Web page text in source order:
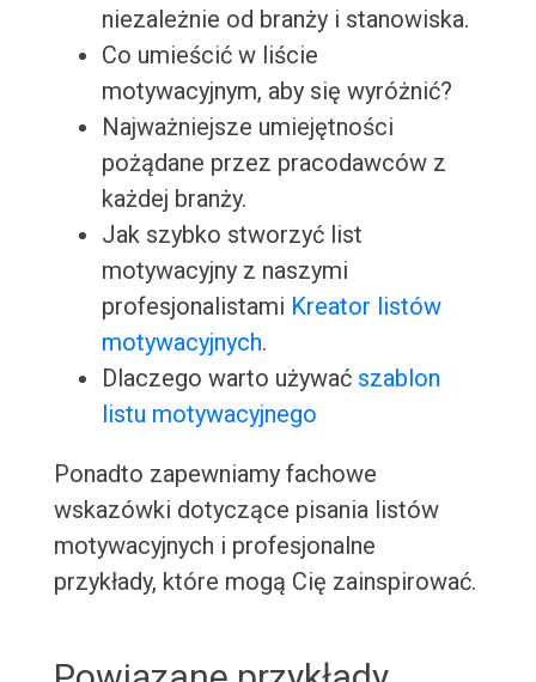
niezależnie od branży i stanowiska.
Co umieścić w liście
motywacyjnym, aby się wyróżnić?
Najważniejsze umiejętności
pożądane przez pracodawców z
każdej branży.
Jak szybko stworzyć list
motywacyjny z naszymi
profesjonalistami Kreator listów
motywacyjnych.
Dlaczego warto używać szablon
listu motywacyjnego
Ponadto zapewniamy fachowe
wskazówki dotyczące pisania listów
motywacyjnych i profesjonalne
przykłady, które mogą Cię zainspirować.